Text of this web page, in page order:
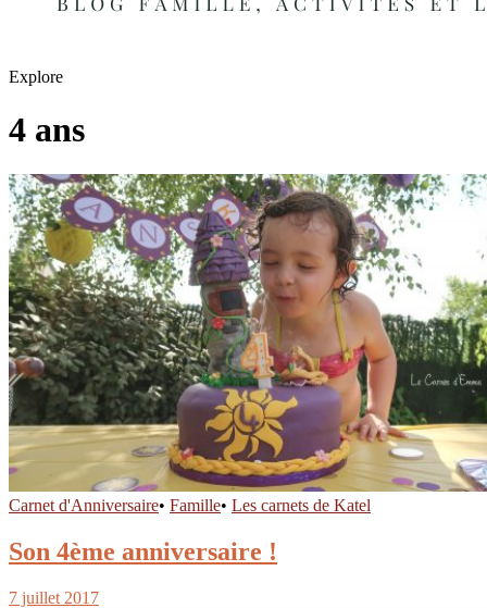
Explore
4 ans
Carnet d'Anniversaire• Famille• Les carnets de Katel
Son 4ème anniversaire !
7 juillet 2017